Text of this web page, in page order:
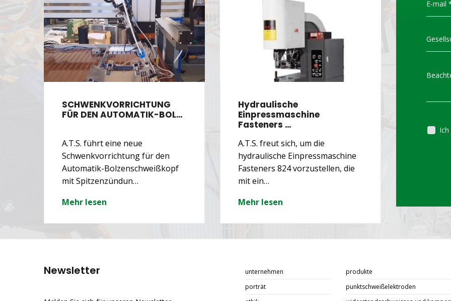
SCHWENKVORRICHTUNG
FÜR DEN AUTOMATIK-BOL…
A.T.S. führt eine neue
Schwenkvorrichtung für den
Automatik-Bolzenschweißkopf
mit Spitzenzündun…
Mehr lesen
Hydraulische
Einpressmaschine
Fasteners …
A.T.S. freut sich, um die
hydraulische Einpressmaschine
Fasteners 824 vorzustellen, die
mit ein…
Mehr lesen
Tecna
Newsletter
unternehmen
porträt
produkte
punktschweißelektroden